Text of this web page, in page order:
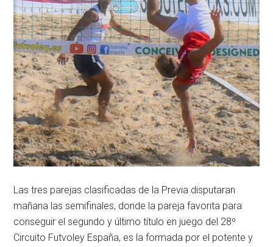
Las tres parejas clasificadas de la Previa disputaran
mañana las semifinales, donde la pareja favorita para
conseguir el segundo y último título en juego del 28º
Circuito Futvoley España, es la formada por el potente y